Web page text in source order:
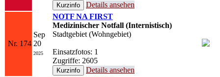
Details ansehen
Nr. 174
Sep
20
2025
NOTF NA FIRST
Medizinischer Notfall (Internistisch)
Stadtgebiet (Wohngebiet)
Einsatzfotos: 1
Zugriffe: 2605
Details ansehen